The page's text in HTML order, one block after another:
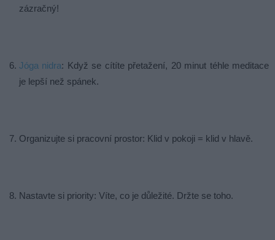
zázračný!
Jóga nidra: Když se cítíte přetažení, 20 minut téhle meditace
je lepší než spánek.
Organizujte si pracovní prostor: Klid v pokoji = klid v hlavě.
Nastavte si priority: Víte, co je důležité. Držte se toho.